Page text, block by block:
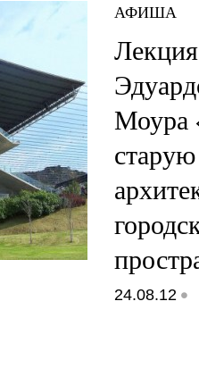
АФИША
Моура
24.08.12 •